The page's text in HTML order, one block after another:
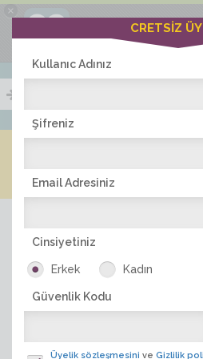
×
Ciddiask Uygulaması
+1 Hafta Gold Üyelik Kazan
Bedava - com.ciddi.ask
ÜYE
CRETSİZ
Kullanıc Adınız
Şifreniz
Email Adresiniz
Cinsiyetiniz
Erkek Kadın
Güvenlik Kodu
Üyelik sözleşmesini ve Gizlilik